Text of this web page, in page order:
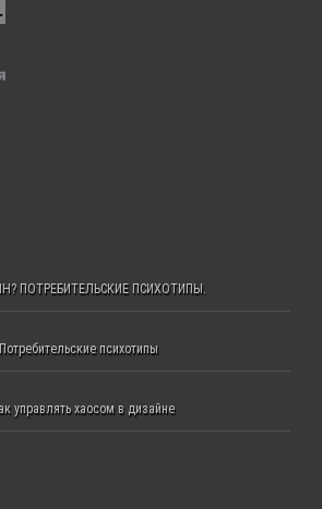
ПОТРЕБИТЕЛЬСКИЕ ПСИХОТИПЫ.
психотипы
управлять хаосом в дизайне